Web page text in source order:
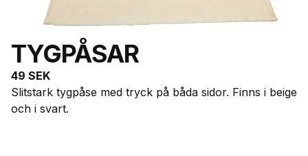
TYGPÅSAR
49 SEK
Slitstark tygpåse med tryck på båda sidor. Finns i beige
och i svart.